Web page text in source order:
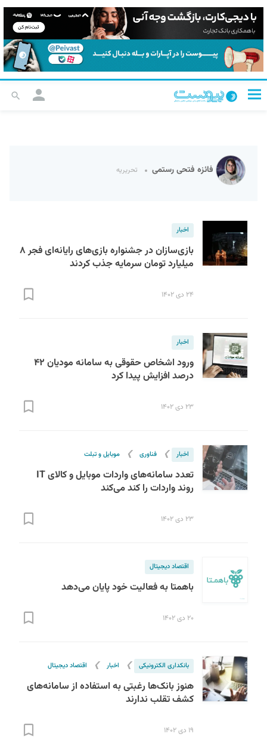
فائزه فتحی رستمی تحریریه
اخبار
بازی‌سازان در جشنواره بازی‌های رایانه‌ای فجر ۸
میلیارد تومان سرمایه جذب کردند
۲۴ دی ۱۴۰۲
اخبار
ورود اشخاص حقوقی به سامانه مودیان ۴۲
درصد افزایش پیدا کرد
۲۳ دی ۱۴۰۲
اخبار ❯ فناوری ❯ موبایل و تبلت
تعدد سامانه‌های واردات موبایل و کالای IT
روند واردات را کند می‌کند
۲۳ دی ۱۴۰۲
اقتصاد دیجیتال
باهمتا به فعالیت خود پایان می‌دهد
۲۰ دی ۱۴۰۲
بانکداری الکترونیکی ❯ اخبار ❯ اقتصاد دیجیتال
هنوز بانک‌ها رغبتی به استفاده از سامانه‌های
کشف تقلب ندارند
۱۹ دی ۱۴۰۲